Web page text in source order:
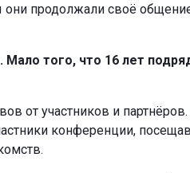
продолжали своё
того, что 16 лет
от участников и
конференции,